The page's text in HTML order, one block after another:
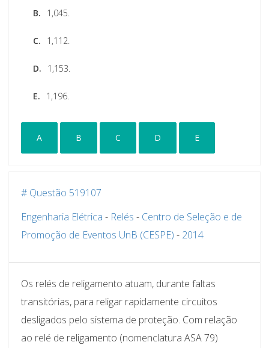
B. 1,045.
C. 1,112.
D. 1,153.
E. 1,196.
A B C D E
# Questão 519107
Engenharia Elétrica - Relés - Centro de Seleção e de
Promoção de Eventos UnB (CESPE) - 2014
Os relés de religamento atuam, durante faltas
transitórias, para religar rapidamente circuitos
desligados pelo sistema de proteção. Com relação
ao relé de religamento (nomenclatura ASA 79)